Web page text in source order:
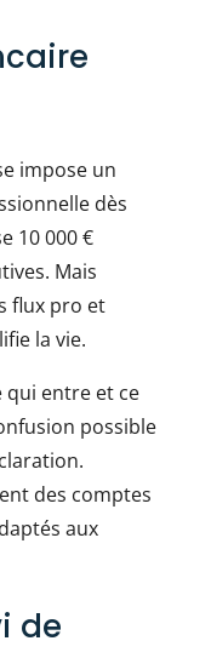
impose un
dès
10 000 €
Mais
flux pro et
la vie.
qui entre et ce
possible
des comptes
aux
de